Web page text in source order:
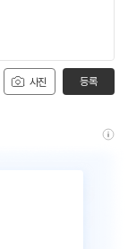
사진 등록